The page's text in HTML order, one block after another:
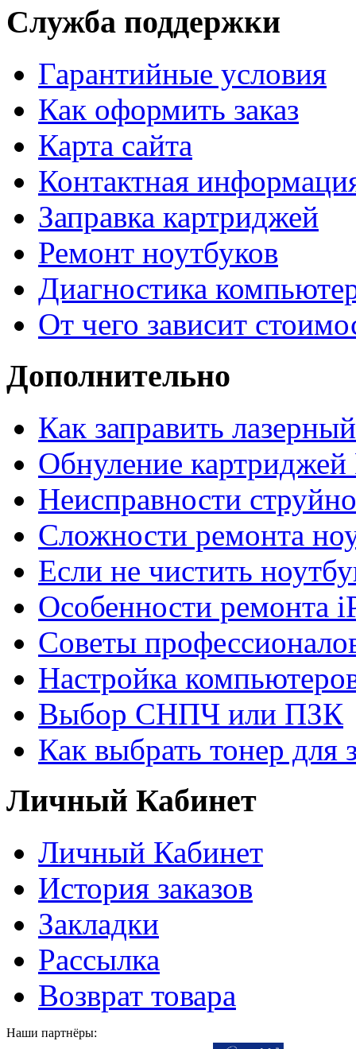
Служба поддержки
Гарантийные условия
Как оформить заказ
Карта сайта
Контактная
Заправка картриджей
Ремонт ноутбуков
Диагностика
От чего зависит
Дополнительно
Как заправить
Обнуление
Неисправности
Сложности ремонта
Если не чистить
Особенности ремонта
Советы
Настройка
Выбор СНПЧ или ПЗК
Как выбрать тонер для
Личный Кабинет
Личный Кабинет
История заказов
Закладки
Рассылка
Возврат товара
Наши партнёры: